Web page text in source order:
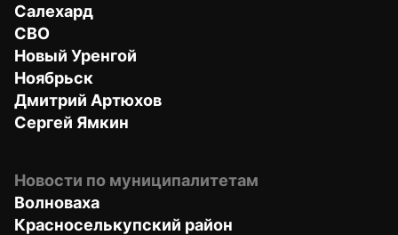
Салехард
СВО
Новый Уренгой
Ноябрьск
Дмитрий Артюхов
Сергей Ямкин
Новости по муниципалитетам
Волноваха
Красноселькупский район